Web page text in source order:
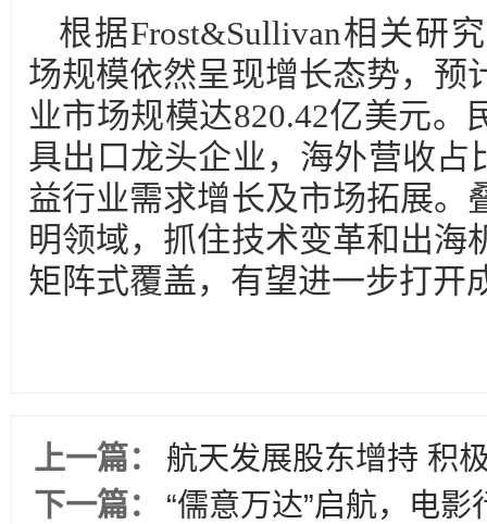
根据Frost&Sullivan相关研
场规模依然呈现增长态势，预
业市场规模达820.42亿美元。
具出口龙头企业，海外营收占
益行业需求增长及市场拓展。
明领域，抓住技术变革和出海
矩阵式覆盖，有望进一步打开
上一篇：
航天发展股东增持 积
下一篇：
“儒意万达”启航，电影